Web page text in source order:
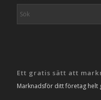
Ett gratis sätt att
Marknadsför ditt företag helt